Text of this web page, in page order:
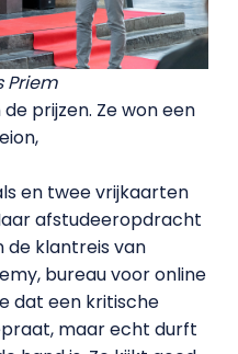
Priem
prijzen. Ze won een
en twee vrijkaarten
afstudeeropdracht
de klantreis van
bureau voor online
dat een kritische
maar echt durft